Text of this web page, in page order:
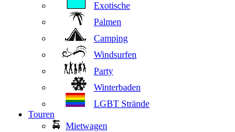
Exotische
Palmen
Camping
Windsurfen
Party
Winterbaden
LGBT Strände
Touren
Mietwagen